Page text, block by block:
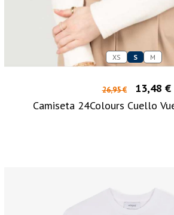
XS S M
26,95 €
13,48 €
Camiseta 24Colours Cuello